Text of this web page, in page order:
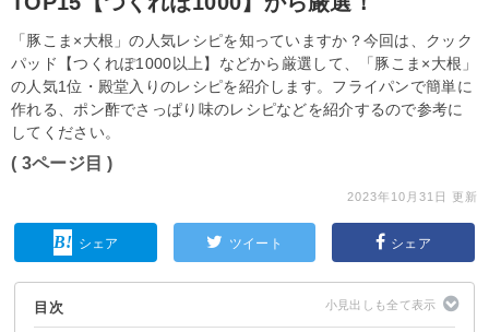
「豚こま×大根」の人気レシピを知っていますか？今回は、クック
パッド【つくれぽ1000以上】などから厳選して、「豚こま×大根」
の人気1位・殿堂入りのレシピを紹介します。フライパンで簡単に
作れる、ポン酢でさっぱり味のレシピなどを紹介するので参考に
してください。
( 3ページ目 )
2023年10月31日 更新
シェア ツイート シェア
目次